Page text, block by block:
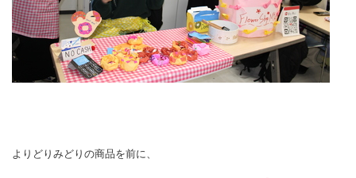
よりどりみどりの商品を前に、